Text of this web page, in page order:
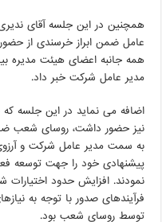
همچنین در این جلسه آقای
عامل ضمن ابراز خرسندی از
همه جانبه اعضای هیئت مدیره
مدیر عامل شرکت خبر داد.
اضافه می نماید در این جلسه
نیز حضور داشت، روسای شعب
به سمت مدیر عامل شرکت و
پیشنهادی خود را جهت توسعه
نمودند. افزایش حدود
فرآیندهای صدور با توجه به
توسط روسای شعب بود.